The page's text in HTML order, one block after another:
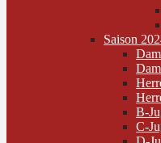
Saison
B-
C-